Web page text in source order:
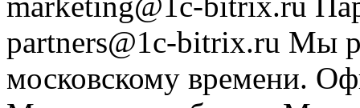
partners@1c-bitrix.ru Мы
московскому времени.